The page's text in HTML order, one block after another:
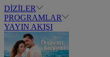
DİZİLER
PROGRAMLAR
YAYIN AKIŞI